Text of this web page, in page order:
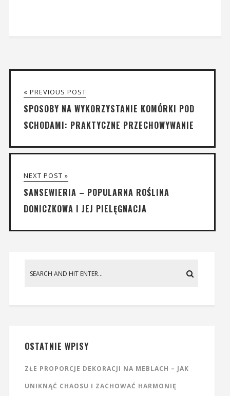
« PREVIOUS POST
SPOSOBY NA WYKORZYSTANIE KOMÓRKI POD
SCHODAMI: PRAKTYCZNE PRZECHOWYWANIE
NEXT POST »
SANSEWIERIA – POPULARNA ROŚLINA
DONICZKOWA I JEJ PIELĘGNACJA
OSTATNIE WPISY
ZŁE PROPORCJE DEKORACJI NA MEBLACH – JAK
UNIKNĄĆ CHAOSU I ZACHOWAĆ HARMONIĘ